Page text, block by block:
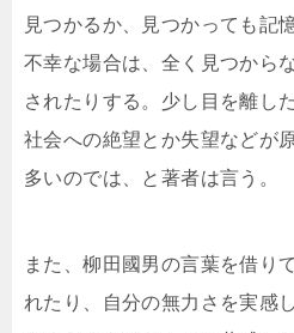
見つかるか、見つかっても記
不幸な場合は、全く見つから
されたりする。少し目を離し
社会への絶望とか失望などが
多いのでは、と著者は言う。
また、柳田國男の言葉を借り
れたり、自分の無力さを実感